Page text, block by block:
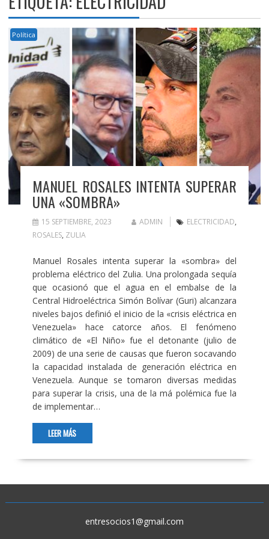
Política
MANUEL ROSALES INTENTA SUPERAR
UNA «SOMBRA»
15 SEPTIEMBRE, 2023 ADMIN ELECTRICIDAD,
ROSALES, ZULIA
Manuel Rosales intenta superar la «sombra» del
problema eléctrico del Zulia. Una prolongada sequía
que ocasionó que el agua en el embalse de la
Central Hidroeléctrica Simón Bolívar (Guri) alcanzara
niveles bajos definió el inicio de la «crisis eléctrica en
Venezuela» hace catorce años. El fenómeno
climático de «El Niño» fue el detonante (julio de
2009) de una serie de causas que fueron socavando
la capacidad instalada de generación eléctrica en
Venezuela. Aunque se tomaron diversas medidas
para superar la crisis, una de la má polémica fue la
de implementar…
LEER MÁS
entresocios1@gmail.com